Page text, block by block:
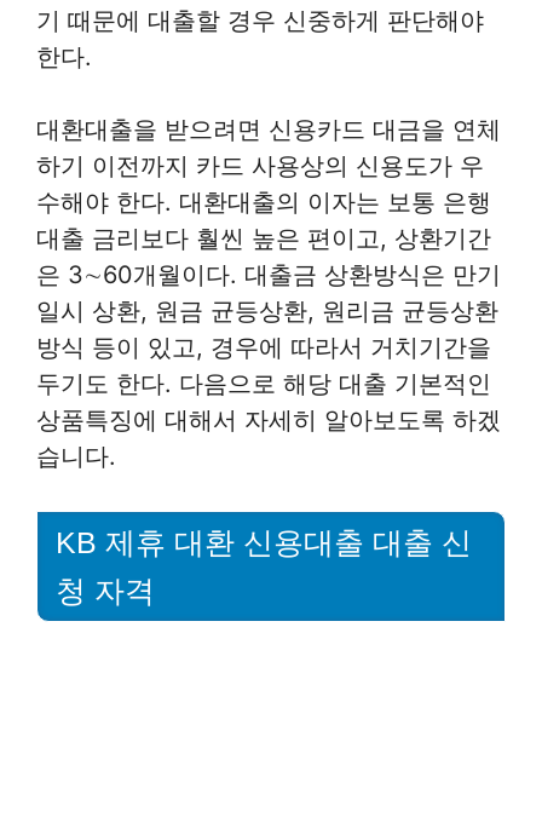
기 때문에 대출할 경우 신중하게 판단해야
한다.
대환대출을 받으려면 신용카드 대금을 연체
하기 이전까지 카드 사용상의 신용도가 우
수해야 한다. 대환대출의 이자는 보통 은행
대출 금리보다 훨씬 높은 편이고, 상환기간
은 3∼60개월이다. 대출금 상환방식은 만기
일시 상환, 원금 균등상환, 원리금 균등상환
방식 등이 있고, 경우에 따라서 거치기간을
두기도 한다. 다음으로 해당 대출 기본적인
상품특징에 대해서 자세히 알아보도록 하겠
습니다.
KB 제휴 대환 신용대출 대출 신
청 자격